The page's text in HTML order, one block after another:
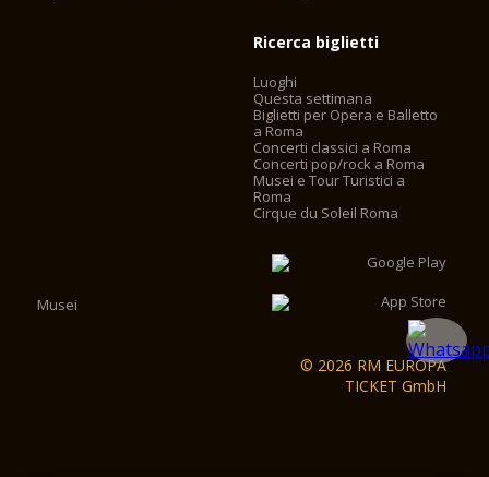
Ricerca biglietti
Luoghi
Questa settimana
Biglietti per Opera e Balletto
a Roma
Concerti classici a Roma
Concerti pop/rock a Roma
Musei e Tour Turistici a
Roma
Cirque du Soleil Roma
Musei
© 2026 RM EUROPA
TICKET GmbH